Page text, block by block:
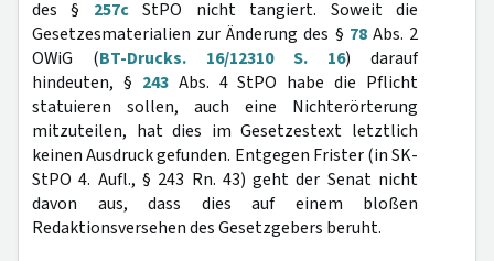
des § 257cStPO nicht tangiert. Soweit die
Gesetzesmaterialien zur Änderung des § 78Abs. 2
OWiG (BT-Drucks. 16/12310 S. 16) darauf
hindeuten, § 243Abs. 4 StPO habe die Pflicht
statuieren sollen, auch eine Nichterörterung
mitzuteilen, hat dies im Gesetzestext letztlich
keinen Ausdruck gefunden. Entgegen Frister (in SK-
StPO 4. Aufl., § 243 Rn. 43) geht der Senat nicht
davon aus, dass dies auf einem bloßen
Redaktionsversehen des Gesetzgebers beruht.